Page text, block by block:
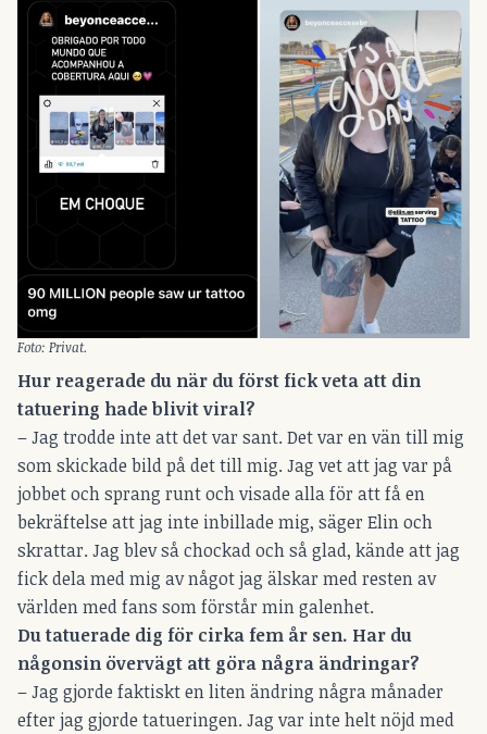
Foto: Privat.
Hur reagerade du när du först fick veta att din
tatuering hade blivit viral?
– Jag trodde inte att det var sant. Det var en vän till mig
som skickade bild på det till mig. Jag vet att jag var på
jobbet och sprang runt och visade alla för att få en
bekräftelse att jag inte inbillade mig, säger Elin och
skrattar. Jag blev så chockad och så glad, kände att jag
fick dela med mig av något jag älskar med resten av
världen med fans som förstår min galenhet.
Du tatuerade dig för cirka fem år sen. Har du
någonsin övervägt att göra några ändringar?
– Jag gjorde faktiskt en liten ändring några månader
efter jag gjorde tatueringen. Jag var inte helt nöjd med